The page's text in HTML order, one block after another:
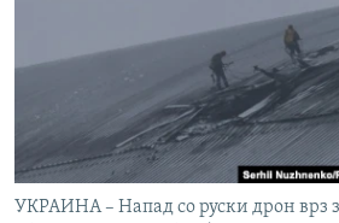
УКРАИНА – Напад со руски дрон врз